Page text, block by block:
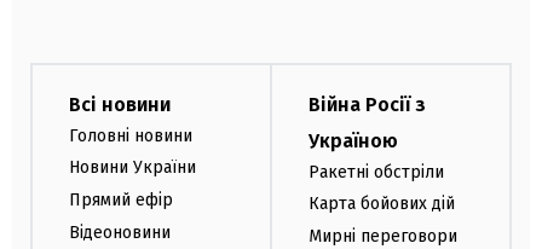
Всі новини
Головні новини
Новини України
Прямий ефір
Відеоновини
Війна Росії з
Україною
Ракетні обстріли
Карта бойових дій
Мирні переговори